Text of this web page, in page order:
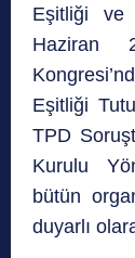
Eşitliği ve
Haziran
Eşitliği
TPD
Kurulu
bütün
duyarlı